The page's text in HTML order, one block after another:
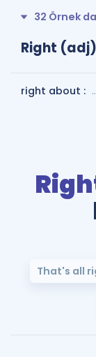
32 Örnek
Right
right about :
That's all